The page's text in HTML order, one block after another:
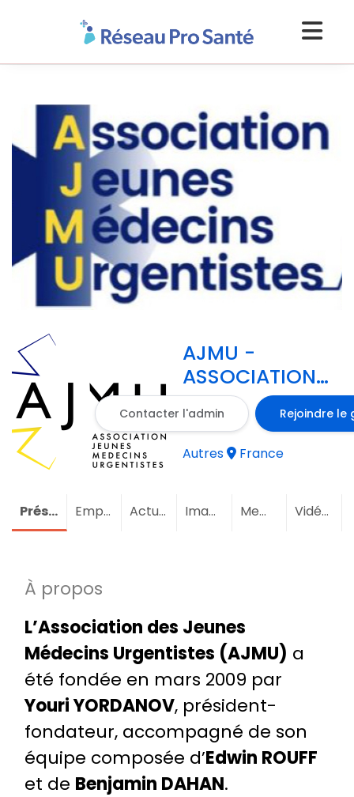
AJMU -
ASSOCIATION
JEUNES
MEDECINS
URGENTISTES
Contacter l'admin Rejoindre le
Autres France
Présentation Emploi (4) Actualités Images Membres (1)Vidéos
À propos
L’Association des Jeunes
Médecins Urgentistes (AJMU) a
été fondée en mars 2009 par
Youri YORDANOV, président-
fondateur, accompagné de son
équipe composée d’Edwin ROUFF
et de Benjamin DAHAN.